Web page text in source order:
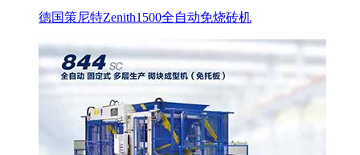
德国策尼特Zenith1500全自动免烧砖机